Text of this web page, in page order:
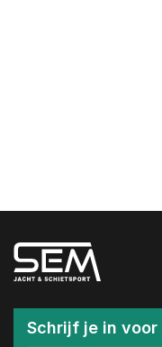
Schrijf je in